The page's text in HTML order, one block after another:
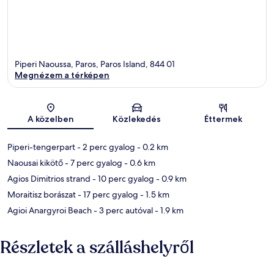
Térkép
Piperi Naoussa, Paros, Paros Island, 844 01
Megnézem a térképen
A közelben Közlekedés Éttermek
Piperi-tengerpart- 2 perc gyalog - 0.2 km
Naousai kikötő- 7 perc gyalog - 0.6 km
Agios Dimitrios strand - 10 perc gyalog - 0.9 km
Moraitisz borászat- 17 perc gyalog - 1.5 km
Agioi Anargyroi Beach- 3 perc autóval- 1.9 km
Részletek a szálláshelyről